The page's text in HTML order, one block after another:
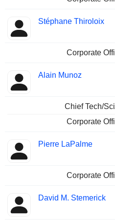
Stéphane Thiroloix
Corporate
Alain Munoz
Chief Tech/
Corporate
Pierre LaPalme
Corporate
David M. Stemerick